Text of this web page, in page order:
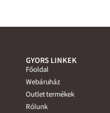
GYORS LINKEK
Főoldal
Webáruház
Outlet termékek
Rólunk